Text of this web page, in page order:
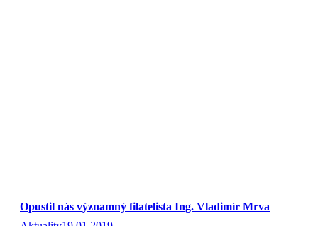
Opustil nás významný filatelista Ing. Vladimír Mrva